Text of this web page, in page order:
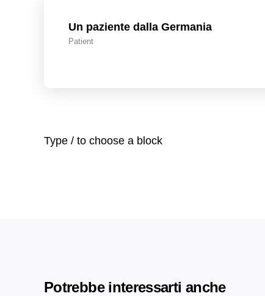
Un paziente dalla Germania
Patient
Type / to choose a block
Potrebbe interessarti anche